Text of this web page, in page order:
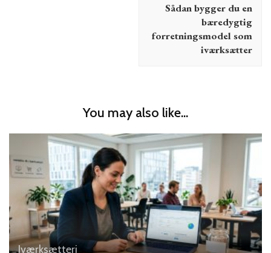
Sådan bygger du en
bæredygtig
forretningsmodel som
iværksætter
You may also like...
Iværksætteri